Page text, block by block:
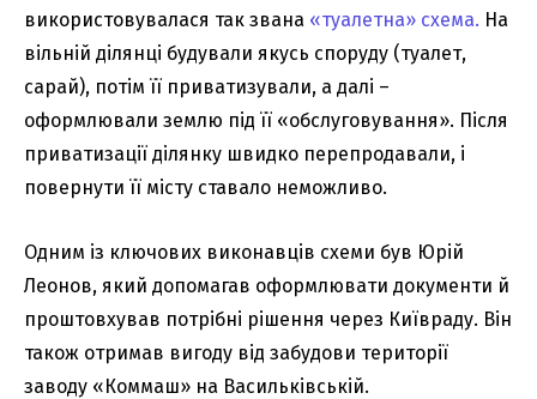
використовувалася так звана «туалетна» схема. На
вільній ділянці будували якусь споруду (туалет,
сарай), потім її приватизували, а далі –
оформлювали землю під її «обслуговування». Після
приватизації ділянку швидко перепродавали, і
повернути її місту ставало неможливо.
Одним із ключових виконавців схеми був Юрій
Леонов, який допомагав оформлювати документи й
проштовхував потрібні рішення через Київраду. Він
також отримав вигоду від забудови території
заводу «Коммаш» на Васильківській.